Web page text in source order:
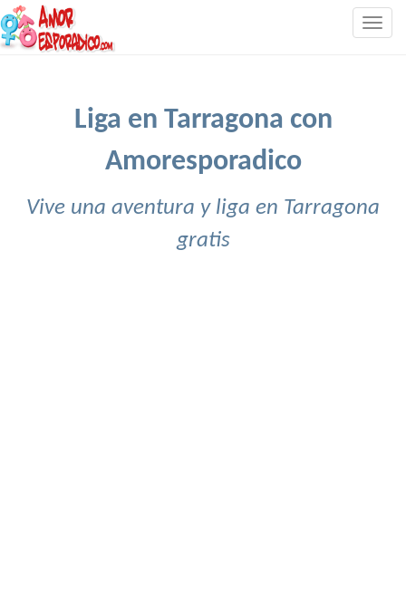
Liga en Tarragona con
Amoresporadico
Vive una aventura y liga en Tarragona
gratis